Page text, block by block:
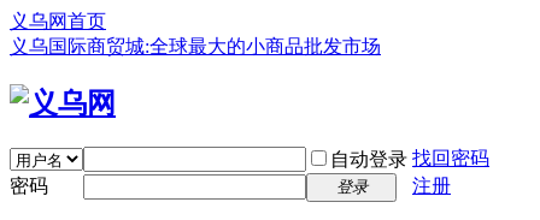
义乌网首页
义乌国际商贸城:全球最大的小商品批发市场
自动登录 找回密码
密码
登录 注册